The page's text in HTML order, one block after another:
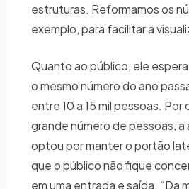
estruturas. Reformamos os
exemplo, para facilitar a
Quanto ao público, ele
o mesmo número do ano
entre 10 a 15 mil pessoas. Por
grande número de pessoas,
optou por manter o portão
que o público não fique
em uma entrada e saída. “Da